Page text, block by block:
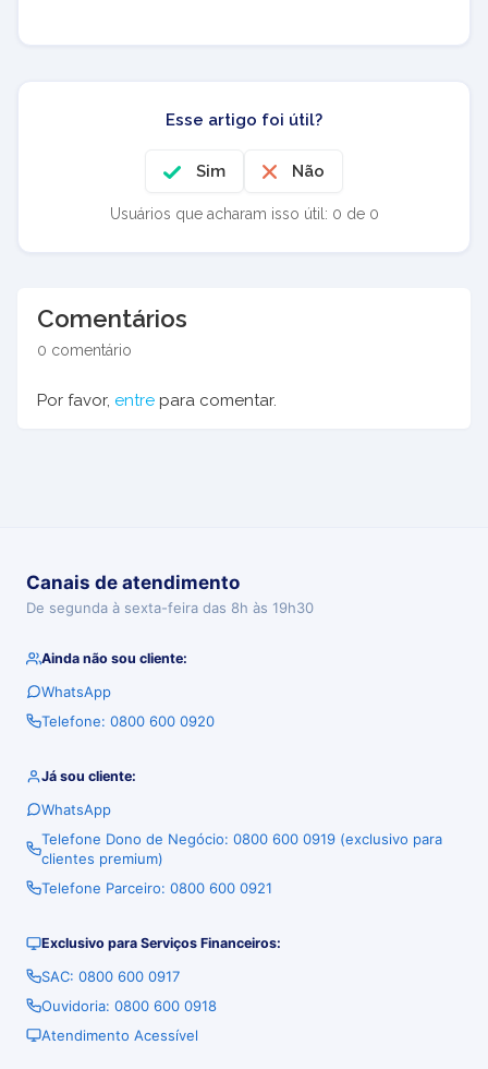
Esse artigo foi útil?
Sim Não
Usuários que acharam isso útil: 0 de 0
Comentários
0 comentário
Por favor, entre para comentar.
Canais de atendimento
De segunda à sexta-feira das 8h às 19h30
Ainda não sou cliente:
WhatsApp
Telefone: 0800 600 0920
Já sou cliente:
WhatsApp
Telefone Dono de Negócio: 0800 600 0919 (exclusivo para
clientes premium)
Telefone Parceiro: 0800 600 0921
Exclusivo para Serviços Financeiros:
SAC: 0800 600 0917
Ouvidoria: 0800 600 0918
Atendimento Acessível